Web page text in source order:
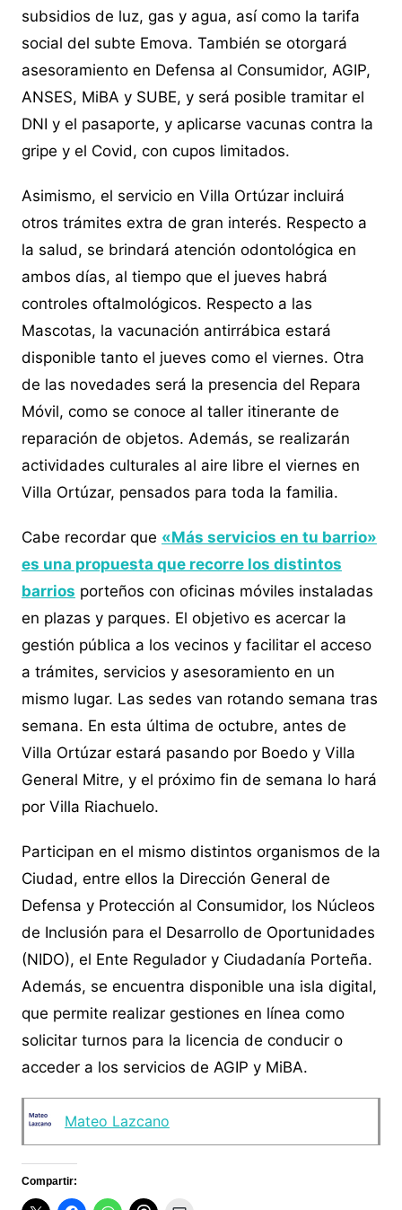
subsidios de luz, gas y agua, así como la tarifa
social del subte Emova. También se otorgará
asesoramiento en Defensa al Consumidor, AGIP,
ANSES, MiBA y SUBE, y será posible tramitar el
DNI y el pasaporte, y aplicarse vacunas contra la
gripe y el Covid, con cupos limitados.
Asimismo, el servicio en Villa Ortúzar incluirá
otros trámites extra de gran interés. Respecto a
la salud, se brindará atención odontológica en
ambos días, al tiempo que el jueves habrá
controles oftalmológicos. Respecto a las
Mascotas, la vacunación antirrábica estará
disponible tanto el jueves como el viernes. Otra
de las novedades será la presencia del Repara
Móvil, como se conoce al taller itinerante de
reparación de objetos. Además, se realizarán
actividades culturales al aire libre el viernes en
Villa Ortúzar, pensados para toda la familia.
Cabe recordar que «Más servicios en tu barrio»
es una propuesta que recorre los distintos
barrios porteños con oficinas móviles instaladas
en plazas y parques. El objetivo es acercar la
gestión pública a los vecinos y facilitar el acceso
a trámites, servicios y asesoramiento en un
mismo lugar. Las sedes van rotando semana tras
semana. En esta última de octubre, antes de
Villa Ortúzar estará pasando por Boedo y Villa
General Mitre, y el próximo fin de semana lo hará
por Villa Riachuelo.
Participan en el mismo distintos organismos de la
Ciudad, entre ellos la Dirección General de
Defensa y Protección al Consumidor, los Núcleos
de Inclusión para el Desarrollo de Oportunidades
(NIDO), el Ente Regulador y Ciudadanía Porteña.
Además, se encuentra disponible una isla digital,
que permite realizar gestiones en línea como
solicitar turnos para la licencia de conducir o
acceder a los servicios de AGIP y MiBA.
Mateo Lazcano
Compartir: